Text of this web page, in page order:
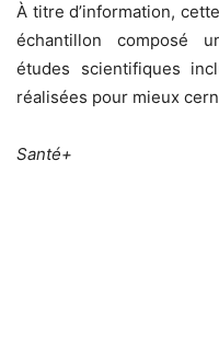
À titre d’information,
échantillon composé
études scientifiques
réalisées pour mieux
Santé+